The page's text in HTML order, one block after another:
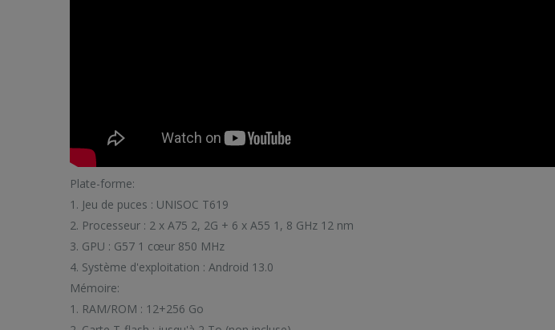
Plate-forme:
1. Jeu de puces : UNISOC T619
2. Processeur : 2 x A75 2, 2G + 6 x A55 1, 8 GHz 12 nm
3. GPU : G57 1 cœur 850 MHz
4. Système d'exploitation : Android 13.0
Mémoire:
1. RAM/ROM : 12+256 Go